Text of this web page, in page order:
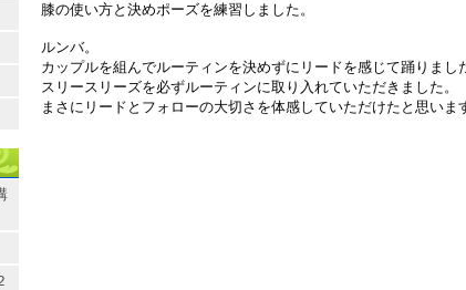
膝の使い方と決めポーズを練習しました。
ルンバ。
カップルを組んでルーティンを決めずにリードを感じて踊りまし
スリースリーズを必ずルーティンに取り入れていただきました。
まさにリードとフォローの大切さを体感していただけたと思いま